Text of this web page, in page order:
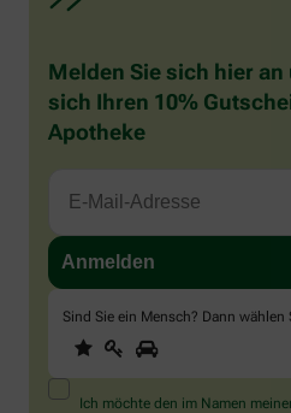
Melden Sie sich hier
sich Ihren 10%
Apotheke
Sind Sie ein Mensch? Dann wählen
Sind
Sie
ein
Mensch?
1 2
Ich möchte den im Namen